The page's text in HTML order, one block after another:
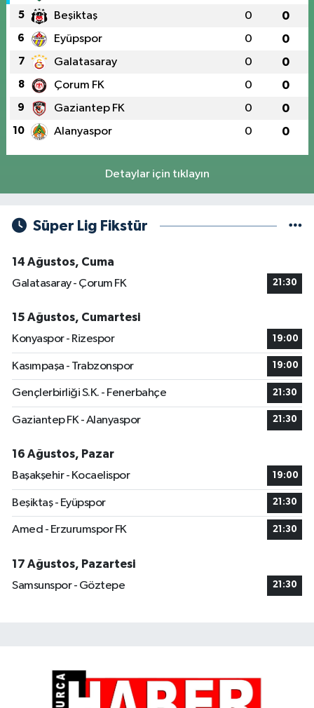
5 Beşiktaş 0 0
6 Eyüpspor 0 0
7 Galatasaray 0 0
8 Çorum FK 0 0
9 Gaziantep FK 0 0
10 Alanyaspor 0 0
Detaylar için tıklayın
Süper Lig Fikstür
14 Ağustos, Cuma
Galatasaray - Çorum FK
21:30
15 Ağustos, Cumartesi
Konyaspor - Rizespor
19:00
Kasımpaşa - Trabzonspor 19:00
Gençlerbirliği S.K. - Fenerbahçe 21:30
Gaziantep FK - Alanyaspor 21:30
16 Ağustos, Pazar
Başakşehir - Kocaelispor
19:00
Beşiktaş - Eyüpspor 21:30
Amed - Erzurumspor FK 21:30
17 Ağustos, Pazartesi
Samsunspor - Göztepe
21:30